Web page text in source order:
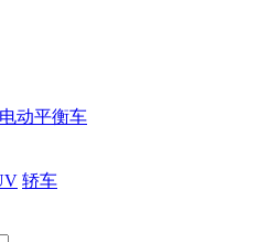
电动平衡车
轿车